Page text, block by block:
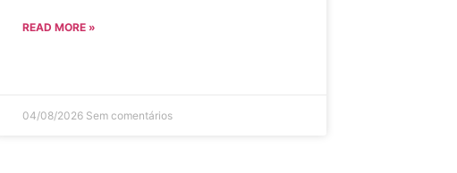
READ MORE »
04/08/2026 Sem comentários